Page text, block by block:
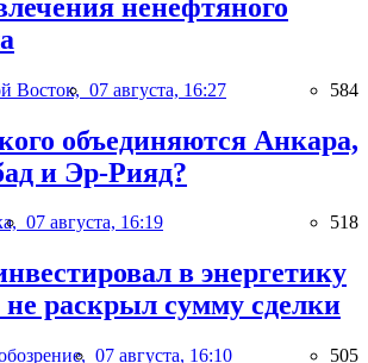
ненефтяного
Восток, 07 августа, 16:27 584
объединяются Анкара,
и Эр-Рияд?
07 августа, 16:19 518
в энергетику
раскрыл сумму сделки
07 августа, 16:10 505